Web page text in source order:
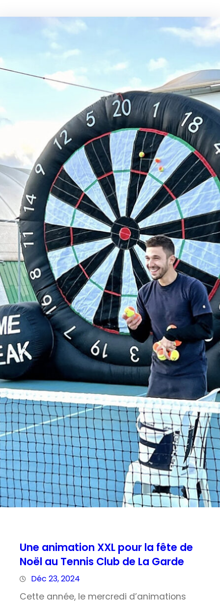
Une animation XXL pour la fête de
Noël au Tennis Club de La Garde
Déc 23, 2024
Cette année, le mercredi d’animations